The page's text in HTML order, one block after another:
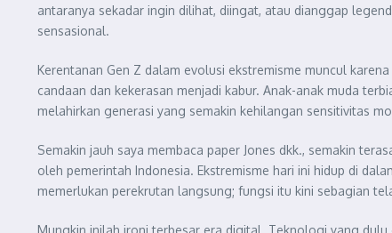
antaranya sekadar ingin dilihat, diingat, atau dianggap
sensasional.
Kerentanan Gen Z dalam evolusi ekstremisme muncul
candaan dan kekerasan menjadi kabur. Anak-anak muda
melahirkan generasi yang semakin kehilangan sensitivitas
Semakin jauh saya membaca paper Jones dkk., semakin
oleh pemerintah Indonesia. Ekstremisme hari ini hidup di
memerlukan perekrutan langsung; fungsi itu kini sebagian
Mungkin inilah ironi terbesar era digital. Teknologi yang